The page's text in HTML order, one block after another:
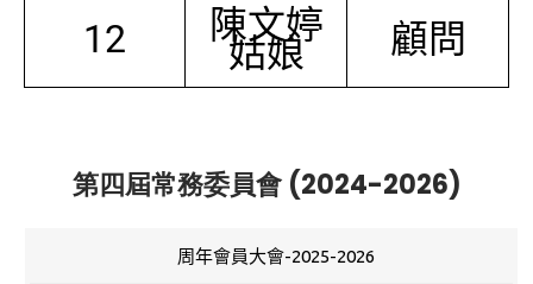
12 陳文婷
姑娘 顧問
第四屆常務委員會 (2024-2026)
周年會員大會-2025-2026